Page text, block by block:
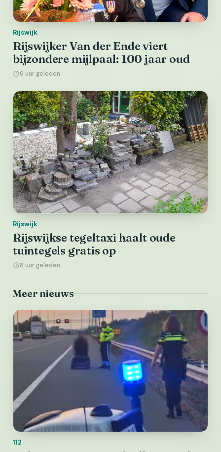
Rijswijk
Rijswijker Van der Ende viert
bijzondere mijlpaal: 100 jaar oud
6 uur geleden
Rijswijk
Rijswijkse tegeltaxi haalt oude
tuintegels gratis op
8 uur geleden
Meer nieuws
112